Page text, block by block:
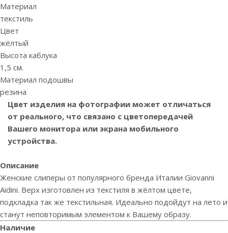
Материал
текстиль
Цвет
жёлтый
Высота каблука
1,5 см.
Материал подошвы
резина
Цвет изделия на фотографии может отличаться
от реального, что связано с цветопередачей
Вашего монитора или экрана мобильного
устройства.
Описание
Женские слиперы от популярного бренда Италии Giovanni
Aidini. Верх изготовлен из текстиля в жёлтом цвете,
подкладка так же текстильная. Идеально подойдут на лето и
станут неповторимым элементом к Вашему образу.
Наличие